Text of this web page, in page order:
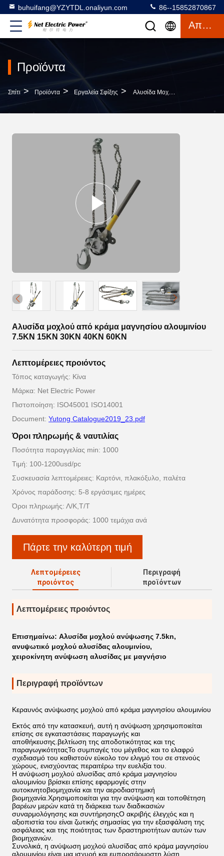
buhuifang@YZYTDL.onaliyun.com 86--15852870867
Απόσπασμα
Προϊόντα
Σπίτι > Προϊόντα > Εργαλεία Σφίξης > Αλυσίδα Μοχλού Από Κράμα Μαγνησίου Αλουμινίου 7.5KN 15KN 30KN 40KN 60KN
Αλυσίδα μοχλού από κράμα μαγνησίου αλουμινίου
7.5KN 15KN 30KN 40KN 60KN
Λεπτομέρειες προιόντος
Τόπος καταγωγής: Κίνα
Μάρκα: Net Electric Power
Πιστοποίηση: ISO45001 ISO14001
Document: Yutong Catalogue2019_23.pdf
Όροι πληρωμής & ναυτιλίας
Ποσότητα παραγγελίας min: 1000
Τιμή: 100-1200usd/pc
Συσκευασία λεπτομέρειες: Καρτόνι, πλακόξυλο, παλέτα
Χρόνος παράδοσης: 5-8 εργάσιμες ημέρες
Όροι πληρωμής: Λ/Κ,Τ/Τ
Δυνατότητα προσφοράς: 1000 τεμάχια ανά
Πάρτε την καλύτερη τιμή
Λεπτομέρειες
προιόντος
Περιγραφή
προϊόντων
Λεπτομέρειες προιόντος
Επισημαίνω: Αλυσίδα μοχλού ανύψωσης 7.5kn,
ανυψωτικό μοχλού αλυσίδας αλουμινίου,
χειροκίνητη ανύψωση αλυσίδας με μαγνήσιο
Περιγραφή προϊόντων
Κεραυνός ανύψωσης μοχλού από κράμα μαγνησίου αλουμινίου
Εκτός από την κατασκευή, αυτή η ανύψωση χρησιμοποιείται
επίσης σε εγκαταστάσεις παραγωγής και
αποθήκευσης.βελτίωση της αποδοτικότητας και της
παραγωγικότηταςΤο συμπαγές του μέγεθος και το ελαφρύ
σχεδιασμό του καθιστούν εύκολο τον ελιγμό του σε στενούς
χώρους, ενισχύοντας περαιτέρω την ευελιξία του.
Η ανύψωση μοχλού αλυσίδας από κράμα μαγνησίου
αλουμινίου βρίσκει επίσης εφαρμογές στην
αυτοκινητοβιομηχανία και την αεροδιαστημική
βιομηχανία.Χρησιμοποιείται για την ανύψωση και τοποθέτηση
βαρέων μερών κατά τη διάρκεια των διαδικασιών
συναρμολόγησης και συντήρησηςΟ ακριβής έλεγχός και η
αξιοπιστία του είναι ζωτικής σημασίας για την εξασφάλιση της
ασφάλειας και της ποιότητας των δραστηριοτήτων αυτών των
βιομηχανιών.
Συνολικά, η ανύψωση μοχλού αλυσίδας από κράμα μαγνησίου
αλουμινίου είναι μια ισχυρή και ευπροσάρμοστη λύση